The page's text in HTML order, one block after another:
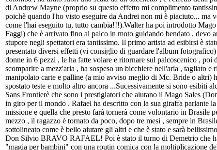
di Andrew Mayne (proprio su questo effetto mi complimento
poichè quando l'ho visto eseguire da Andrei non mi è piaciuto... ma
come l'hai eseguito tu, tutto cambia!!!).Walter ha poi introdotto
Faggi) che è arrivato fino al palco in moto guidando bendato , devo
stupore negli spettatori era tantissimo. Il primo artista ad esibirsi è
presentato diversi effetti (vi consiglio di guardare l'album
donne in 6 pezzi , le ha fatte volare e ritornare sul palcoscenico , poi
scomparire a mezz'aria , ha sospeso un bicchiere nell'aria , tagliato e
manipolato carte e palline (a mio avviso meglio di Mc. Bride o altri)
spostato teste e molto altro ancora ...Sucessivamente si sono esibiti
Sans Frontierè che sono i prestigiatori che aiutano il Mago Sales
in giro per il mondo . Rafael ha descritto con la sua giraffa parlante
missione e quella che presto farà tornerà come volontario in Brasile
mezzo , il ragazzo è tornato da poco, dopo tre mesi , sempre in
sottolineato come è bello aiutare gli altri e che è stato e sarà
Don Silvio BRAVO RAFAEL! Poi è stato il turno di Demetrio che
"magia per bambini" con una routin comica con la moltiplicazione